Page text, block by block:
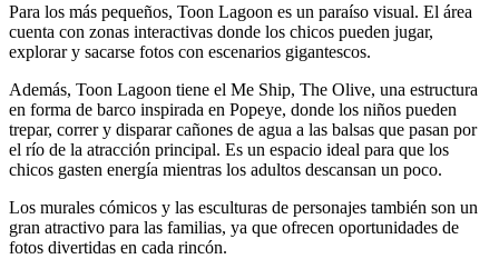
Para los más pequeños, Toon Lagoon es un paraíso visual. El área
cuenta con zonas interactivas donde los chicos pueden jugar,
explorar y sacarse fotos con escenarios gigantescos.
Además, Toon Lagoon tiene el Me Ship, The Olive, una estructura
en forma de barco inspirada en Popeye, donde los niños pueden
trepar, correr y disparar cañones de agua a las balsas que pasan por
el río de la atracción principal. Es un espacio ideal para que los
chicos gasten energía mientras los adultos descansan un poco.
Los murales cómicos y las esculturas de personajes también son un
gran atractivo para las familias, ya que ofrecen oportunidades de
fotos divertidas en cada rincón.